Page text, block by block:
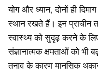
योग और ध्यान, दोनों ही
स्थान रखते हैं। इन प्राचीन
स्वास्थ्य को सुदृढ़ करने के
संज्ञानात्मक क्षमताओं को भी
तनाव के कारण मानसिक